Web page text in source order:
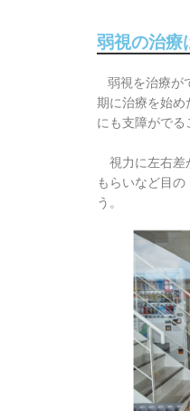
弱視の治療
弱視を治療が
期に治療を始め
にも支障がでる
視力に左右差
もらいなど目
う。